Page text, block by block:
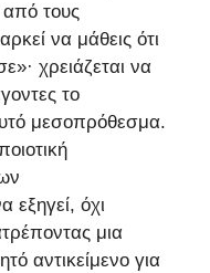
τους
να μάθεις ότι
χρειάζεται να
το
μεσοπρόθεσμα.
εξηγεί, όχι
μια
αντικείμενο για